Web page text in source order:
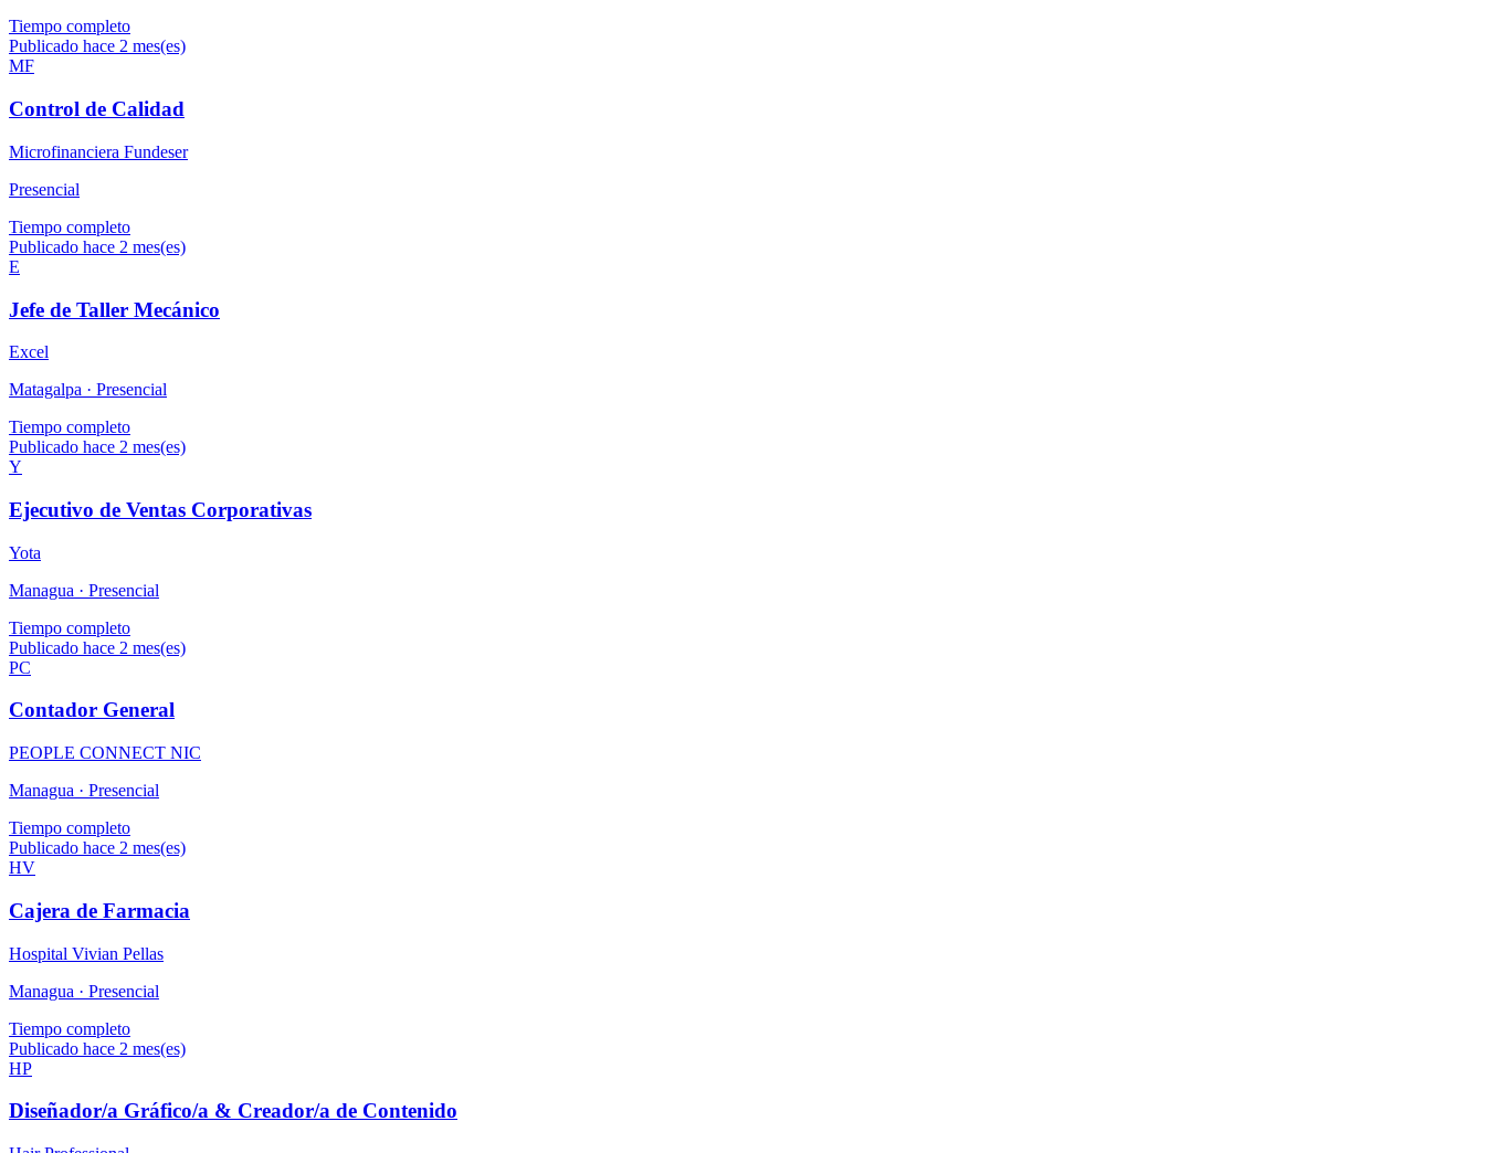
Tiempo completo
Publicado hace 2 mes(es)
MF
Control de Calidad
Microfinanciera Fundeser
Presencial
Tiempo completo
Publicado hace 2 mes(es)
E
Jefe de Taller Mecánico
Excel
Matagalpa · Presencial
Tiempo completo
Publicado hace 2 mes(es)
Y
Ejecutivo de Ventas Corporativas
Yota
Managua · Presencial
Tiempo completo
Publicado hace 2 mes(es)
PC
Contador General
PEOPLE CONNECT NIC
Managua · Presencial
Tiempo completo
Publicado hace 2 mes(es)
HV
Cajera de Farmacia
Hospital Vivian Pellas
Managua · Presencial
Tiempo completo
Publicado hace 2 mes(es)
HP
Diseñador/a Gráfico/a & Creador/a de Contenido